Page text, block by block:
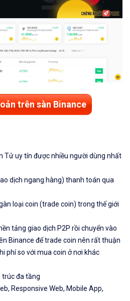
trên sàn Binance
Tử uy tín được nhiều người dùng nhất
dịch ngang hàng) thanh toán qua
loại coin (trade coin) trong thế giới
tảng giao dịch P2P rồi chuyển vào
Binance để trade coin nên rất thuận
phí so với mua coin ở nơi khác
trúc đa tầng
Responsive Web, Mobile App,